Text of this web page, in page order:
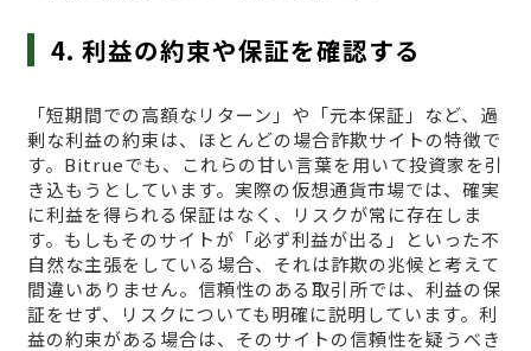
4. 利益の約束や保証を確認する
「短期間での高額なリターン」や「元本保証」など、過
剰な利益の約束は、ほとんどの場合詐欺サイトの特徴で
す。Bitrueでも、これらの甘い言葉を用いて投資家を引
き込もうとしています。実際の仮想通貨市場では、確実
に利益を得られる保証はなく、リスクが常に存在しま
す。もしもそのサイトが「必ず利益が出る」といった不
自然な主張をしている場合、それは詐欺の兆候と考えて
間違いありません。信頼性のある取引所では、利益の保
証をせず、リスクについても明確に説明しています。利
益の約束がある場合は、そのサイトの信頼性を疑うべき